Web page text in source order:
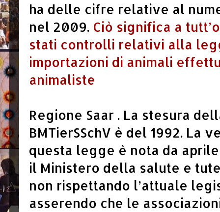
ha delle cifre relative al
nel 2009. Ciò significa a
stati controlli relativi alla
importazioni di animali
animaliste
Regione Saar . La stesura
BMTierSSchV è del 1992. La
questa legge è nota da
il Ministero della salute e
non rispettando l’attuale
asserendo che le